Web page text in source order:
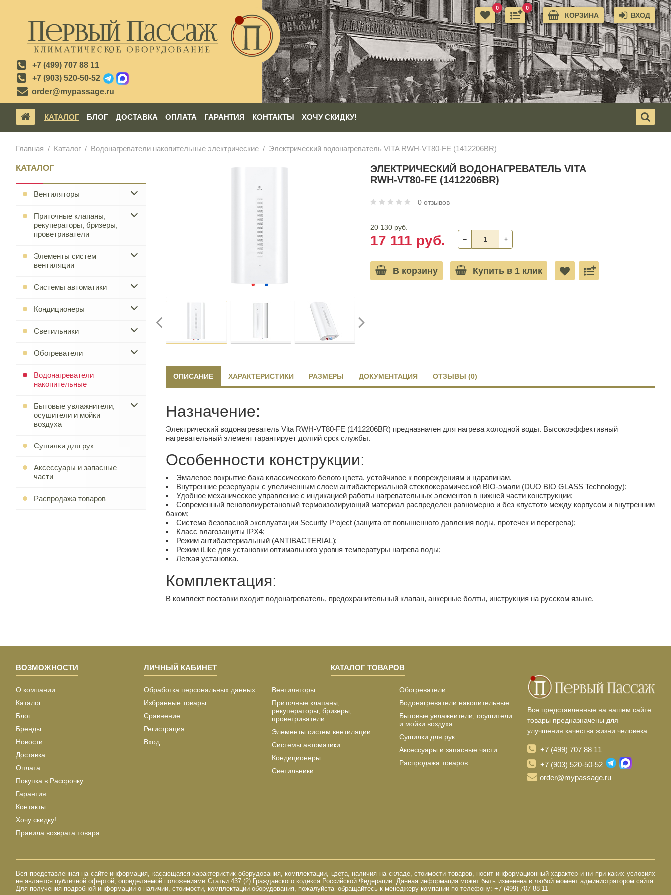
+7 (499) 707 88 11
+7 (903) 520-50-52
order@mypassage.ru
ВХОД
КОРЗИНА
0
0
КАТАЛОГ БЛОГ ДОСТАВКА ОПЛАТА ГАРАНТИЯ КОНТАКТЫ ХОЧУ СКИДКУ!
Главная Каталог Водонагреватели накопительные электрические Электрический водонагреватель VITA RWH-VT80-FE (1412206BR)
КАТАЛОГ
Вентиляторы
Приточные клапаны,
рекуператоры, бризеры,
проветриватели
Элементы систем
вентиляции
Системы автоматики
Кондиционеры
Светильники
Обогреватели
Водонагреватели
накопительные
Бытовые увлажнители,
осушители и мойки
воздуха
Сушилки для рук
Аксессуары и запасные
части
Распродажа товаров
ЭЛЕКТРИЧЕСКИЙ ВОДОНАГРЕВАТЕЛЬ VITA
RWH-VT80-FE (1412206BR)
0 отзывов
20 130 руб.
17 111 руб. ‒ +
В корзину Купить в 1 клик
ОПИСАНИЕ ХАРАКТЕРИСТИКИ РАЗМЕРЫ ДОКУМЕНТАЦИЯ ОТЗЫВЫ (0)
Назначение:
Электрический водонагреватель Vita RWH-VT80-FE (1412206BR) предназначен для нагрева холодной воды. Высокоэффективный
нагревательный элемент гарантирует долгий срок службы.
Особенности конструкции:
Эмалевое покрытие бака классического белого цвета, устойчивое к повреждениям и царапинам.
Внутренние резервуары с увеличенным слоем антибактериальной стеклокерамической BIO-эмали (DUO BIO GLASS Technology);
Удобное механическое управление c индикацией работы нагревательных элементов в нижней части конструкции;
Современный пенополиуретановый термоизолирующий материал распределен равномерно и без «пустот» между корпусом и внутренним
баком;
Система безопасной эксплуатации Security Project (защита от повышенного давления воды, протечек и перегрева);
Класс влагозащиты IPX4;
Режим антибактериальный (ANTIBACTERIAL);
Режим iLike для установки оптимального уровня температуры нагрева воды;
Легкая установка.
Комплектация:
В комплект поставки входит водонагреватель, предохранительный клапан, анкерные болты, инструкция на русском языке.
ВОЗМОЖНОСТИ
О компании
Каталог
Блог
Бренды
Новости
Доставка
Оплата
Покупка в Рассрочку
Гарантия
Контакты
Хочу скидку!
Правила возврата товара
ЛИЧНЫЙ КАБИНЕТ
Обработка персональных данных
Избранные товары
Сравнение
Регистрация
Вход
КАТАЛОГ ТОВАРОВ
Вентиляторы
Приточные клапаны,
рекуператоры, бризеры,
проветриватели
Элементы систем вентиляции
Системы автоматики
Кондиционеры
Светильники
Обогреватели
Водонагреватели накопительные
Бытовые увлажнители, осушители
и мойки воздуха
Сушилки для рук
Аксессуары и запасные части
Распродажа товаров
Все представленные на нашем сайте
товары предназначены для
улучшения качества жизни человека.
+7 (499) 707 88 11
+7 (903) 520-50-52
order@mypassage.ru
Вся представленная на сайте информация, касающаяся характеристик оборудования, комплектации, цвета, наличия на складе, стоимости товаров, носит информационный характер и ни при каких условиях
не является публичной офертой, определяемой положениями Статьи 437 (2) Гражданского кодекса Российской Федерации. Данная информация может быть изменена в любой момент администратором сайта.
Для получения подробной информации о наличии, стоимости, комплектации оборудования, пожалуйста, обращайтесь к менеджеру компании по телефону: +7 (499) 707 88 11